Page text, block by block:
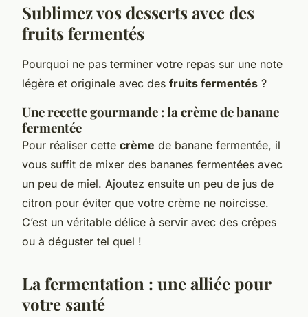
Sublimez vos desserts avec des
fruits fermentés
Pourquoi ne pas terminer votre repas sur une note
légère et originale avec des fruits fermentés ?
Une recette gourmande : la crème de banane
fermentée
Pour réaliser cette crème de banane fermentée, il
vous suffit de mixer des bananes fermentées avec
un peu de miel. Ajoutez ensuite un peu de jus de
citron pour éviter que votre crème ne noircisse.
C’est un véritable délice à servir avec des crêpes
ou à déguster tel quel !
La fermentation : une alliée pour
votre santé